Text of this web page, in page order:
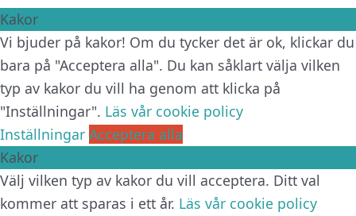
Kakor
Vi bjuder på kakor! Om du tycker det är ok, klickar du
bara på "Acceptera alla". Du kan såklart välja vilken
typ av kakor du vill ha genom att klicka på
"Inställningar". Läs vår cookie policy
Inställningar Acceptera alla
Kakor
Välj vilken typ av kakor du vill acceptera. Ditt val
kommer att sparas i ett år. Läs vår cookie policy